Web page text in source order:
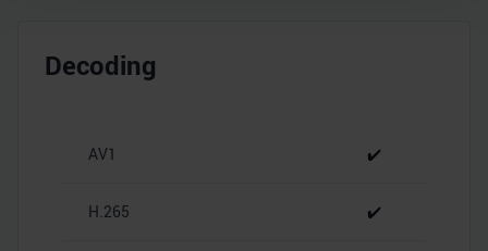
personalisieren, Funktionen für soziale Medien anbieten
zu können und die Zugriffe auf unsere Website zu
soziale Medien, Werbung und Analysen weiter. Unsere
weiteren Daten zusammen, die Sie ihnen bereitgestellt
Decoding
AV1 ✔️
H.265 ✔️